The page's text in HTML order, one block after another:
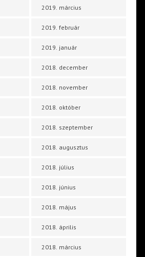
2019. március
2019. február
2019. január
2018. december
2018. november
2018. október
2018. szeptember
2018. augusztus
2018. július
2018. június
2018. május
2018. április
2018. március